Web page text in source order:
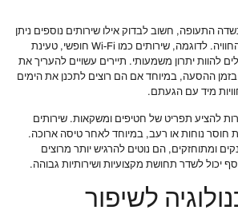
התעופה, חשוב לבדוק אילו שירותים נוספים ניתן
להציע שיכולים לשדרג את החוויה. לדוגמה, שירותים כמו Wi-Fi חופשי, טעינת
להוות יתרון משמעותי. תיירים עשויים להעריך את
ההסעה, במיוחד אם הם רוצים לתכנן את הימים
מיד עם הגעתם.
להציע תפריט של חטיפים ומשקאות. שירותים
חוסר נוחות או רעב, במיוחד לאחר טיסה ארוכה.
ומתוחזקים, הם נוטים להרגיש יותר מרוצים
יכול לשדר תחושת מקצועיות ושירותיות גבוהה.
לשיפור